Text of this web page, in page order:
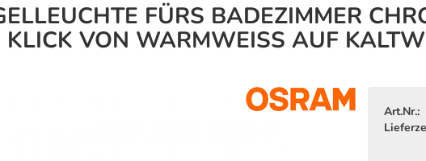
Konto
FÜRS BADEZIMMER
VON WARMWEISS AUF
Art.Nr.: